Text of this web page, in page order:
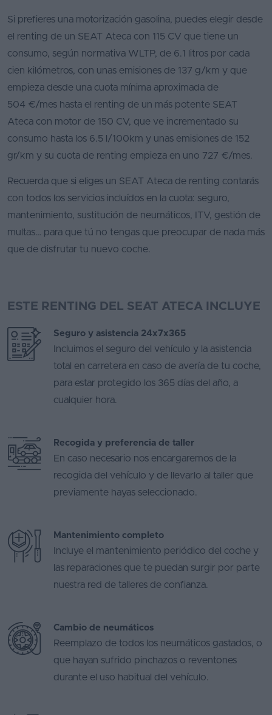
Si prefieres una motorización gasolina, puedes elegir desde
el renting de un SEAT Ateca con 115 CV que tiene un
consumo, según normativa WLTP, de 6.1 litros por cada
cien kilómetros, con unas emisiones de 137 g/km y que
empieza desde una cuota mínima aproximada de
504 €/mes hasta el renting de un más potente SEAT
Ateca con motor de 150 CV, que ve incrementado su
consumo hasta los 6.5 l/100km y unas emisiones de 152
gr/km y su cuota de renting empieza en uno 727 €/mes.
Recuerda que si eliges un SEAT Ateca de renting contarás
con todos los servicios incluídos en la cuota: seguro,
mantenimiento, sustitución de neumáticos, ITV, gestión de
multas… para que tú no tengas que preocupar de nada más
que de disfrutar tu nuevo coche.
ESTE RENTING DEL SEAT ATECA INCLUYE
Seguro y asistencia 24x7x365
Incluimos el seguro del vehículo y la asistencia
total en carretera en caso de avería de tu coche,
para estar protegido los 365 días del año, a
cualquier hora.
Recogida y preferencia de taller
En caso necesario nos encargaremos de la
recogida del vehículo y de llevarlo al taller que
previamente hayas seleccionado.
Mantenimiento completo
Incluye el mantenimiento periódico del coche y
las reparaciones que te puedan surgir por parte
nuestra red de talleres de confianza.
Cambio de neumáticos
Reemplazo de todos los neumáticos gastados, o
que hayan sufrido pinchazos o reventones
durante el uso habitual del vehículo.